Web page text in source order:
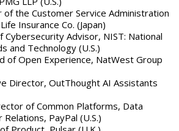
of the Customer Service Administration
Insurance Co. (Japan)
Cybersecurity Advisor, NIST: National
and Technology (U.S.)
of Open Experience, NatWest Group
Director, OutThought AI Assistants
of Common Platforms, Data
PayPal (U.S.)